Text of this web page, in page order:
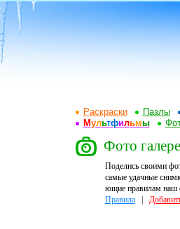
Раскраски
Пазлы
Мультфильмы
Фото
Поделись своими
самые удачные
ющие правилам наш
Правила|